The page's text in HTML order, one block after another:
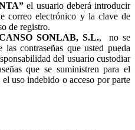
el usuario deberá introducir
correo electrónico y la clave de
de registro.
SONLAB, S.L., no se
contraseñas que usted pueda
del usuario custodiar
que se suministren para el
uso indebido o acceso por parte